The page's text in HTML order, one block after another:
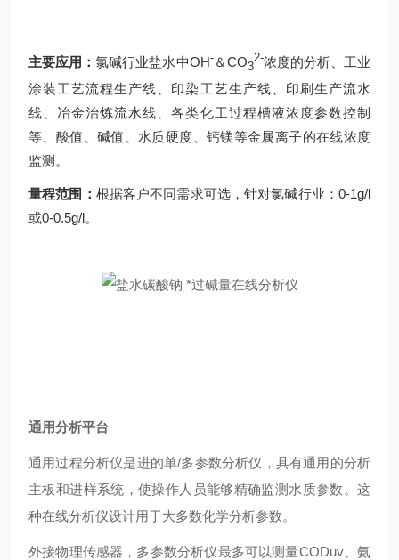
主要应用：氯碱行业盐水中OH-＆CO3
2-浓度的分析、工业
涂装工艺流程生产线、印染工艺生产线、印刷生产流水
线、冶金治炼流水线、各类化工过程槽液浓度参数控制
等、酸值、碱值、水质硬度、钙镁等金属离子的在线浓度
监测。
量程范围： 根据客户不同需求可选，针对氯碱行业：0-1g/l
或0-0.5g/l。
通用分析平台
通用过程分析仪是进的单/多参数分析仪，具有通用的分析
主板和进样系统，使操作人员能够精确监测水质参数。这
种在线分析仪设计用于大多数化学分析参数。
外接物理传感器，多参数分析仪最多可以测量CODuv、氨